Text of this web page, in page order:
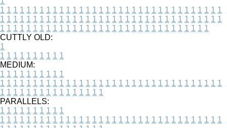
1 1 1 1 1 1 1 1 1 1 1 1 1 1 1 1 1 1 1 1 1 1 1 1 1 1 1 1 1 1 1 1 1 1
1 1 1 1 1 1 1 1 1 1 1 1 1 1 1 1 1 1 1 1 1 1 1 1 1 1 1 1 1 1 1 1 1 1
1 1 1 1 1 1 1 1 1 1 1 1 1 1 1 1 1 1 1 1 1 1 1 1 1 1 1 1 1 1 1 1
CUTTLY OLD:
1
1 1 1 1 1 1 1 1 1 1
MEDIUM:
1 1 1 1 1 1 1 1 1 1
1 1 1 1 1 1 1 1 1 1 1 1 1 1 1 1 1 1 1 1 1 1 1 1 1 1 1 1 1 1 1 1 1 1
1 1 1 1 1 1 1 1 1 1 1 1 1 1 1 1
PARALLELS:
1 1 1 1 1 1 1 1 1 1
1 1 1 1 1 1 1 1 1 1 1 1 1 1 1 1 1 1 1 1 1 1 1 1 1 1 1 1 1 1 1 1 1 1